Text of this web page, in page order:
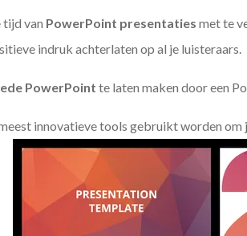
tijd van PowerPoint presentaties met te
indruk achterlaten op al je luisteraars.
PowerPoint te laten maken door een
innovatieve tools gebruikt worden om